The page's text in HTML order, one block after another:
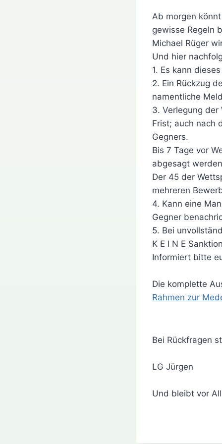
Ab morgen
gewisse Regeln
Michael Rüger
Und hier
1. Es kann
2. Ein Rückzug
namentliche
3. Verlegung der
Frist; auch nach
Gegners.
Bis 7 Tage vor
abgesagt
Der 45 der
mehreren
4. Kann eine
Gegner
5. Bei
K E I N E
Informiert bitte
Die komplette
Rahmen zur
Bei Rückfragen
LG Jürgen
Und bleibt vor